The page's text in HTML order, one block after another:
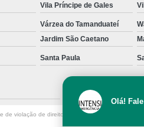
Vila Príncipe de Gales
Várzea do Tamanduateí
Jardim São Caetano
Santa Paula
São Caetano do Sul
de violação de direito autoral – artigo 184 do
Olá!